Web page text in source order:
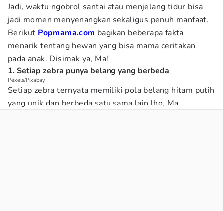
Jadi, waktu ngobrol santai atau menjelang tidur bisa
jadi momen menyenangkan sekaligus penuh manfaat.
Berikut Popmama.com bagikan beberapa fakta
menarik tentang hewan yang bisa mama ceritakan
pada anak. Disimak ya, Ma!
1. Setiap zebra punya belang yang berbeda
Pexels/Pixabay
Setiap zebra ternyata memiliki pola belang hitam putih
yang unik dan berbeda satu sama lain lho, Ma.